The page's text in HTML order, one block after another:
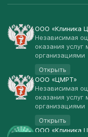
ООО «Клиника
Независимая
оказания
организациями
Открыть
ООО «ЦМРТ»
Независимая
оказания
организациями
Открыть
ООО «Клиника